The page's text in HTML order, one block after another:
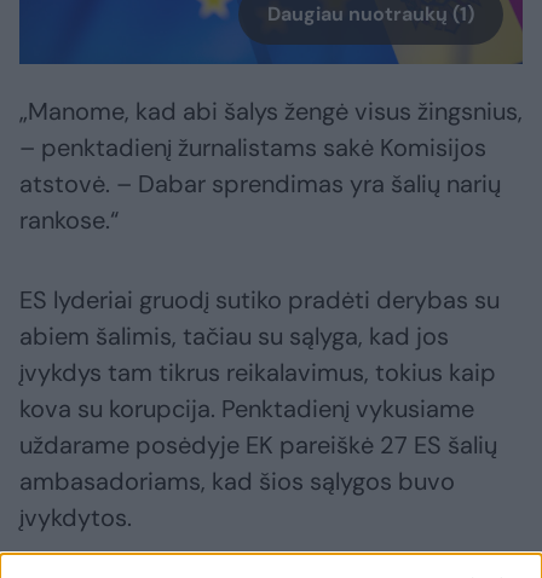
Daugiau nuotraukų (1)
„Manome, kad abi šalys žengė visus žingsnius,
– penktadienį žurnalistams sakė Komisijos
atstovė. – Dabar sprendimas yra šalių narių
rankose.“
ES lyderiai gruodį sutiko pradėti derybas su
abiem šalimis, tačiau su sąlyga, kad jos
įvykdys tam tikrus reikalavimus, tokius kaip
kova su korupcija. Penktadienį vykusiame
uždarame posėdyje EK pareiškė 27 ES šalių
ambasadoriams, kad šios sąlygos buvo
įvykdytos.